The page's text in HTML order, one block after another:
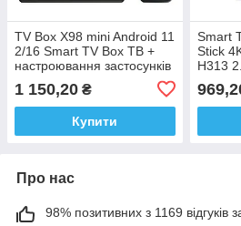
TV Box X98 mini Android 11
2/16 Smart TV Box ТВ +
настроювання застосунків
1 150,20 ₴
Купити
Smart
Stick
H313
Про нас
98% позитивних з 1169 відгуків